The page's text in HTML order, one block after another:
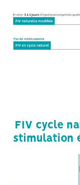
FIV cycle
stimulation